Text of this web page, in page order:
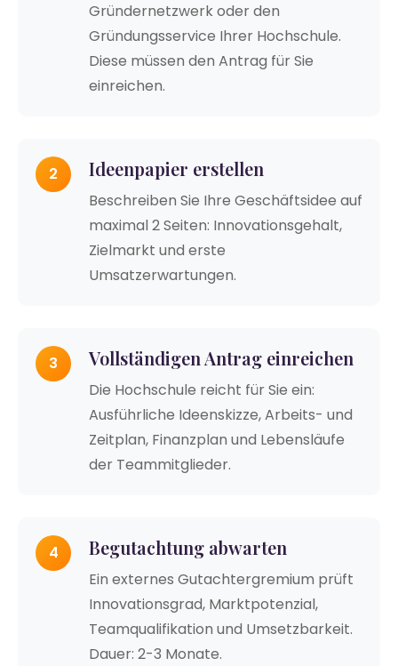
Gründernetzwerk oder den
Gründungsservice Ihrer Hochschule.
Diese müssen den Antrag für Sie
einreichen.
2 Ideenpapier erstellen
Beschreiben Sie Ihre Geschäftsidee auf
maximal 2 Seiten: Innovationsgehalt,
Zielmarkt und erste
Umsatzerwartungen.
3 Vollständigen Antrag einreichen
Die Hochschule reicht für Sie ein:
Ausführliche Ideenskizze, Arbeits- und
Zeitplan, Finanzplan und Lebensläufe
der Teammitglieder.
4 Begutachtung abwarten
Ein externes Gutachtergremium prüft
Innovationsgrad, Marktpotenzial,
Teamqualifikation und Umsetzbarkeit.
Dauer: 2-3 Monate.